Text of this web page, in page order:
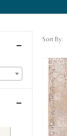
Sort By: